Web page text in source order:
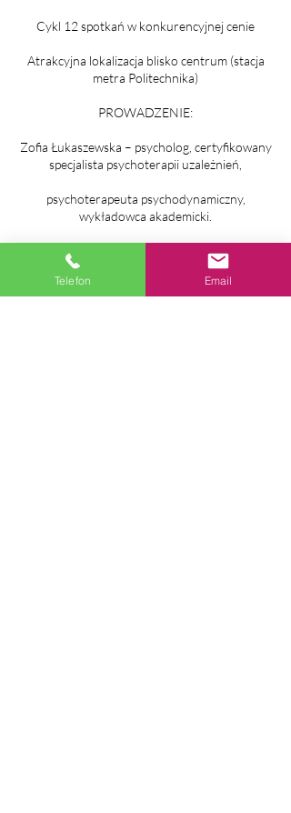
Cykl 12 spotkań w konkurencyjnej cenie
Atrakcyjna lokalizacja blisko centrum (stacja
metra Politechnika)
PROWADZENIE:
Zofia Łukaszewska – psycholog, certyfikowany
specjalista psychoterapii uzależnień,
psychoterapeuta psychodynamiczny,
wykładowca akademicki.
W celu uzyskania dodatkowych informacji
Telefon Email